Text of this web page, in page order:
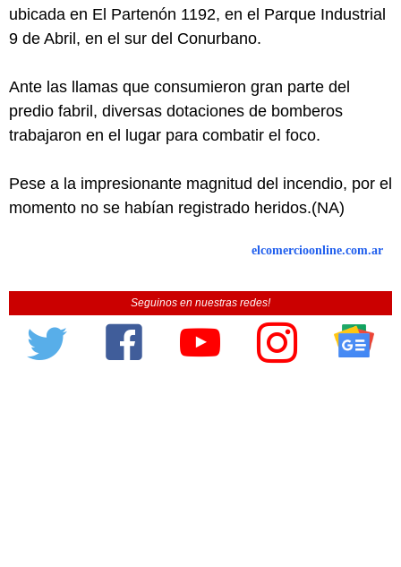
ubicada en El Partenón 1192, en el Parque Industrial
9 de Abril, en el sur del Conurbano.
Ante las llamas que consumieron gran parte del
predio fabril, diversas dotaciones de bomberos
trabajaron en el lugar para combatir el foco.
Pese a la impresionante magnitud del incendio, por el
momento no se habían registrado heridos.(NA)
elcomercioonline.com.ar
Seguinos en nuestras redes!